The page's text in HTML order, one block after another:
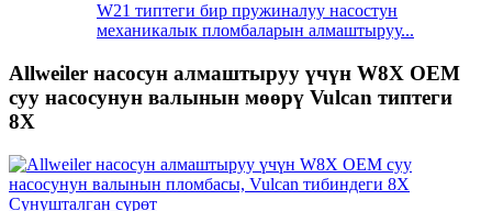
W21 типтеги бир пружиналуу насостун
механикалык пломбаларын алмаштыруу...
Allweiler насосун алмаштыруу үчүн W8X OEM
суу насосунун валынын мөөрү Vulcan типтеги
8X